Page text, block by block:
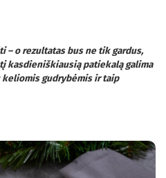
– o rezultatas bus ne tik gardus,
kasdieniškiausią patiekalą galima
gudrybėmis ir taip